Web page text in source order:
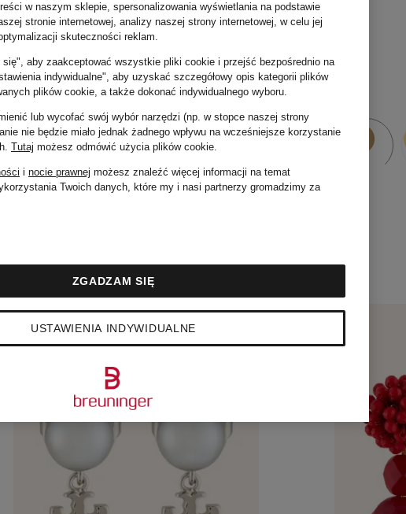
w naszym sklepie, spersonalizowania wyświetlania na podstawie
stronie internetowej, analizy naszej strony internetowej, w celu jej
skuteczności reklam.
aby zaakceptować wszystkie pliki cookie i przejść bezpośrednio na
indywidualne", aby uzyskać szczegółowy opis kategorii plików
plików cookie, a także dokonać indywidualnego wyboru.
lub wycofać swój wybór narzędzi (np. w stopce naszej strony
nie będzie miało jednak żadnego wpływu na wcześniejsze korzystanie
Tutaj możesz odmówić użycia plików cookie.
i nocie prawnej możesz znaleźć więcej informacji na temat
Twoich danych, które my i nasi partnerzy gromadzimy za
USTAWIENIA INDYWIDUALNE
ZGADZAM SIĘ